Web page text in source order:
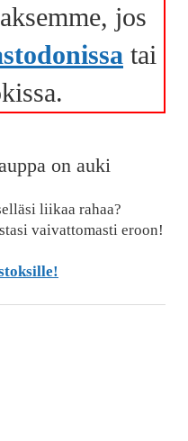
jos
tai
on auki
liikaa rahaa?
vaivattomasti eroon!